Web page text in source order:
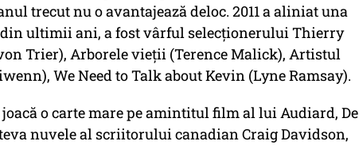
trecut nu o avantajează deloc. 2011 a aliniat una
ultimii ani, a fost vârful selecționerului Thierry
Trier), Arborele vieții (Terence Malick), Artistul
We Need to Talk about Kevin (Lyne Ramsay).
o carte mare pe amintitul film al lui Audiard, De
nuvele al scriitorului canadian Craig Davidson,